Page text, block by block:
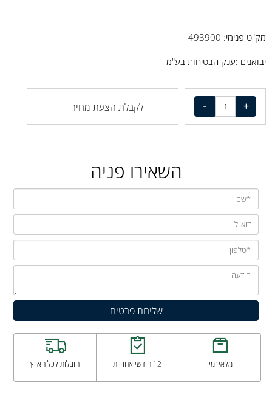
מק"ט פנימי: 493900
יבואנים :ענק הבטיחות בע"מ
לקבלת הצעת מחיר
השאירו פניה
מלאי זמין 12 חודשי אחריות הובלות לכל הארץ